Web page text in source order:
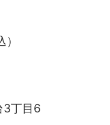
3丁目6